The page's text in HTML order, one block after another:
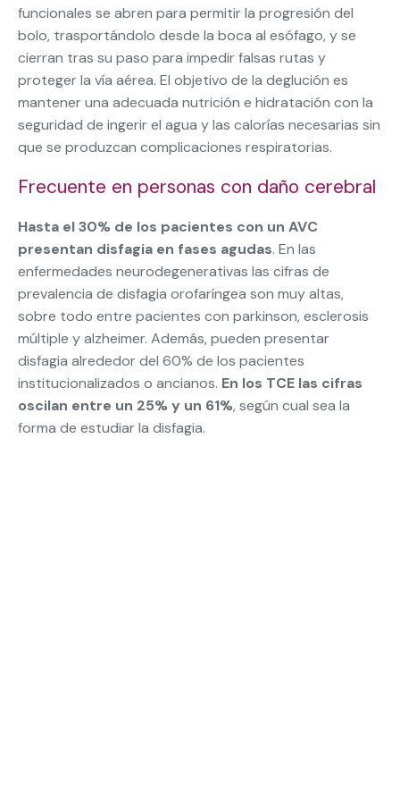
funcionales se abren para permitir la progresión del
bolo, trasportándolo desde la boca al esófago, y se
cierran tras su paso para impedir falsas rutas y
proteger la vía aérea. El objetivo de la deglución es
mantener una adecuada nutrición e hidratación con la
seguridad de ingerir el agua y las calorías necesarias sin
que se produzcan complicaciones respiratorias.
Frecuente en personas con daño cerebral
Hasta el 30% de los pacientes con un AVC
presentan disfagia en fases agudas. En las
enfermedades neurodegenerativas las cifras de
prevalencia de disfagia orofaríngea son muy altas,
sobre todo entre pacientes con parkinson, esclerosis
múltiple y alzheimer. Además, pueden presentar
disfagia alrededor del 60% de los pacientes
institucionalizados o ancianos. En los TCE las cifras
oscilan entre un 25% y un 61%, según cual sea la
forma de estudiar la disfagia.